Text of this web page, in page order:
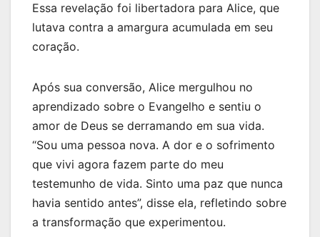
Essa revelação foi libertadora para Alice, que
lutava contra a amargura acumulada em seu
coração.
Após sua conversão, Alice mergulhou no
aprendizado sobre o Evangelho e sentiu o
amor de Deus se derramando em sua vida.
“Sou uma pessoa nova. A dor e o sofrimento
que vivi agora fazem parte do meu
testemunho de vida. Sinto uma paz que nunca
havia sentido antes”, disse ela, refletindo sobre
a transformação que experimentou.